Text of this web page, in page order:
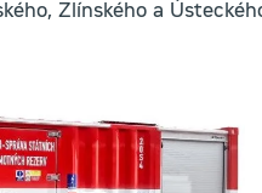
Zlínského a